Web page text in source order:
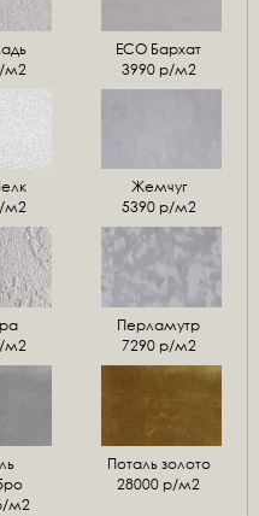
м2
ECO Бархат
3990 р/м2
м2
Жемчуг
5390 р/м2
м2
Перламутр
7290 р/м2
м2
Поталь золото
28000 р/м2